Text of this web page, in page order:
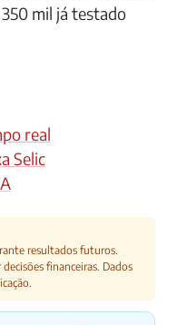
mil já testado
real
Selic
resultados futuros.
financeiras. Dados